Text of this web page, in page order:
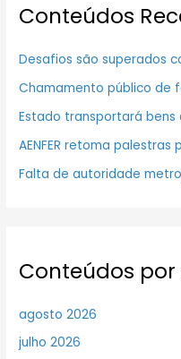
Conteúdos
Desafios são superados
Chamamento público de
Estado transportará bens
AENFER retoma palestras
Falta de autoridade
Conteúdos
agosto 2026
julho 2026